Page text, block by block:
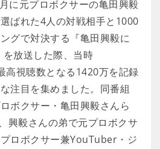
に元プロボクサーの亀田興毅
ばれた4人の対戦相手と1000
グで対決する『亀田興毅に
放送した際、当時
高視聴数となる1420万を記録
注目を集めました。同番組
ボクサー・亀田興毅さんら
興毅さんの弟で元プロボクサ
ロボクサー兼YouTuber・ジ